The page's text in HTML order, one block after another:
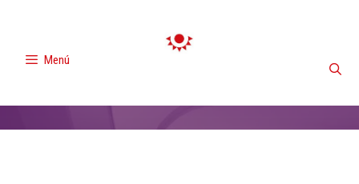
Menú